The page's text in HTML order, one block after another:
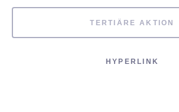
TERTIÄRE AKTION
HYPERLINK